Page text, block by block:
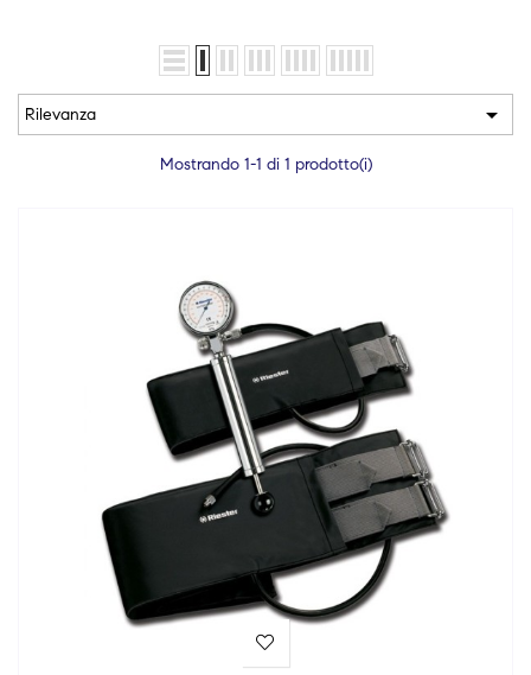
Rilevanza 
Mostrando 1-1 di 1 prodotto(i)